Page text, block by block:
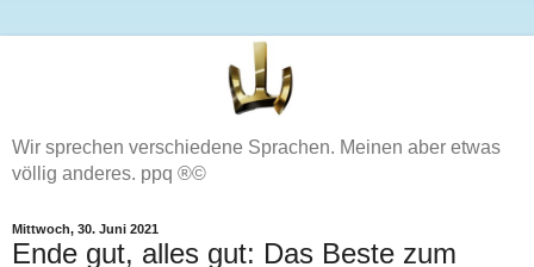
Wir sprechen verschiedene Sprachen. Meinen aber etwas
völlig anderes. ppq ®©
Mittwoch, 30. Juni 2021
Ende gut, alles gut: Das Beste zum